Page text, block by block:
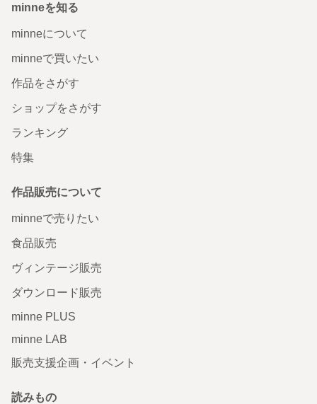
minneを知る
minneについて
minneで買いたい
作品をさがす
ショップをさがす
ランキング
特集
作品販売について
minneで売りたい
食品販売
ヴィンテージ販売
ダウンロード販売
minne PLUS
minne LAB
販売支援企画・イベント
読みもの